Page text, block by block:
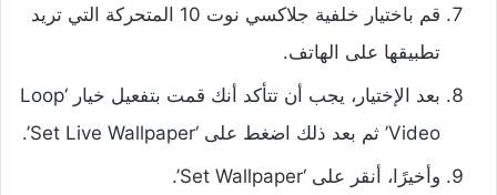
قم باختيار خلفية جلاكسي نوت 10 المتحركة التي تريد
تطبيقها على الهاتف.
بعد الإختيار، يجب أن تتأكد أنك قمت بتفعيل خيار ‘Loop
Video’ ثم بعد ذلك اضغط على ‘Set Live Wallpaper’.
وأخيرًا، أنقر على ‘Set Wallpaper’.